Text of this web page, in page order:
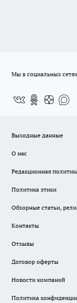
Мы в социальных сетях
Выходные данные
О нас
Редакционная
Политика этики
Обзорные статьи,
Контакты
Отзывы
Договор оферты
Новости компаний
Политика